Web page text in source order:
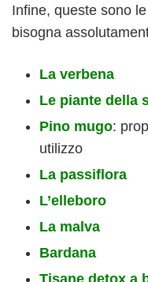
Infine, queste sono
bisogna
La verbena
Le piante della
Pino mugo:
utilizzo
La passiflora
L’elleboro
La malva
Bardana
Tisane detox a